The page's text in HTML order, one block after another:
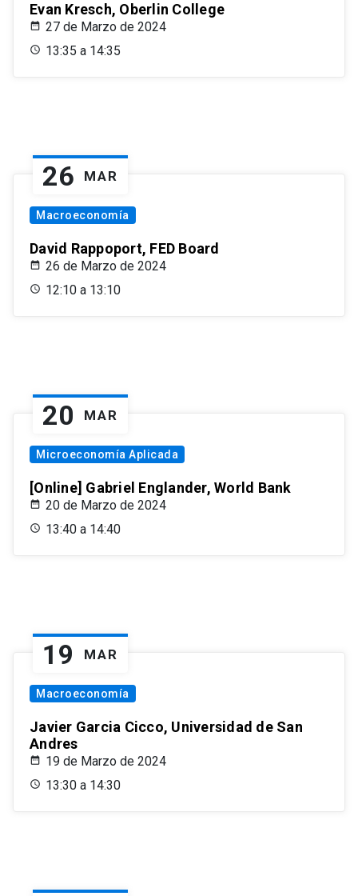
Evan Kresch, Oberlin College
27 de Marzo de 2024
13:35 a 14:35
26 MAR
Macroeconomía
David Rappoport, FED Board
26 de Marzo de 2024
12:10 a 13:10
20 MAR
Microeconomía Aplicada
[Online] Gabriel Englander, World Bank
20 de Marzo de 2024
13:40 a 14:40
19 MAR
Macroeconomía
Javier Garcia Cicco, Universidad de San
Andres
19 de Marzo de 2024
13:30 a 14:30